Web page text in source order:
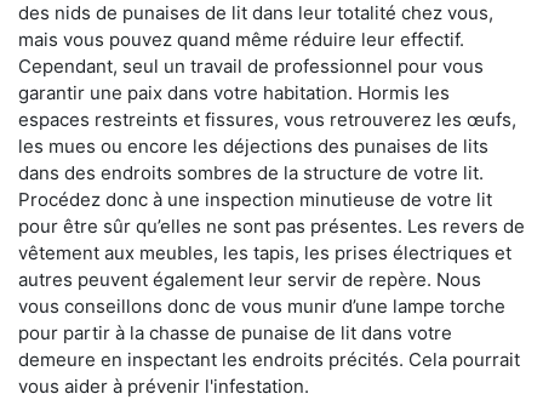
des nids de punaises de lit dans leur totalité chez vous,
mais vous pouvez quand même réduire leur effectif.
Cependant, seul un travail de professionnel pour vous
garantir une paix dans votre habitation. Hormis les
espaces restreints et fissures, vous retrouverez les œufs,
les mues ou encore les déjections des punaises de lits
dans des endroits sombres de la structure de votre lit.
Procédez donc à une inspection minutieuse de votre lit
pour être sûr qu’elles ne sont pas présentes. Les revers de
vêtement aux meubles, les tapis, les prises électriques et
autres peuvent également leur servir de repère. Nous
vous conseillons donc de vous munir d’une lampe torche
pour partir à la chasse de punaise de lit dans votre
demeure en inspectant les endroits précités. Cela pourrait
vous aider à prévenir l'infestation.